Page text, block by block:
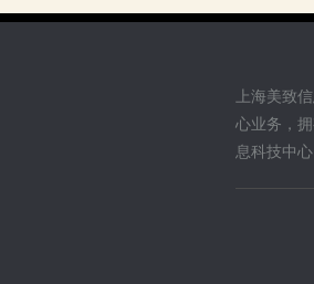
上海美致
心业务，
息科技中